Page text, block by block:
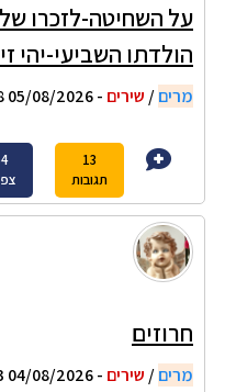
על השחיטה-לזכרו
הולדתו השביעי-יהי
מרים/ שירים - 05/08/2026 18:48
13
תגובות
חרוזים
מרים/ שירים - 04/08/2026 14:13